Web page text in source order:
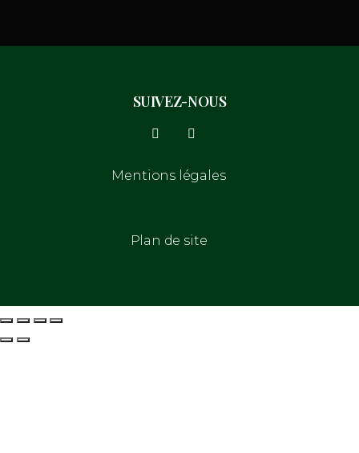
SUIVEZ-NOUS
Mentions légales
Plan de site